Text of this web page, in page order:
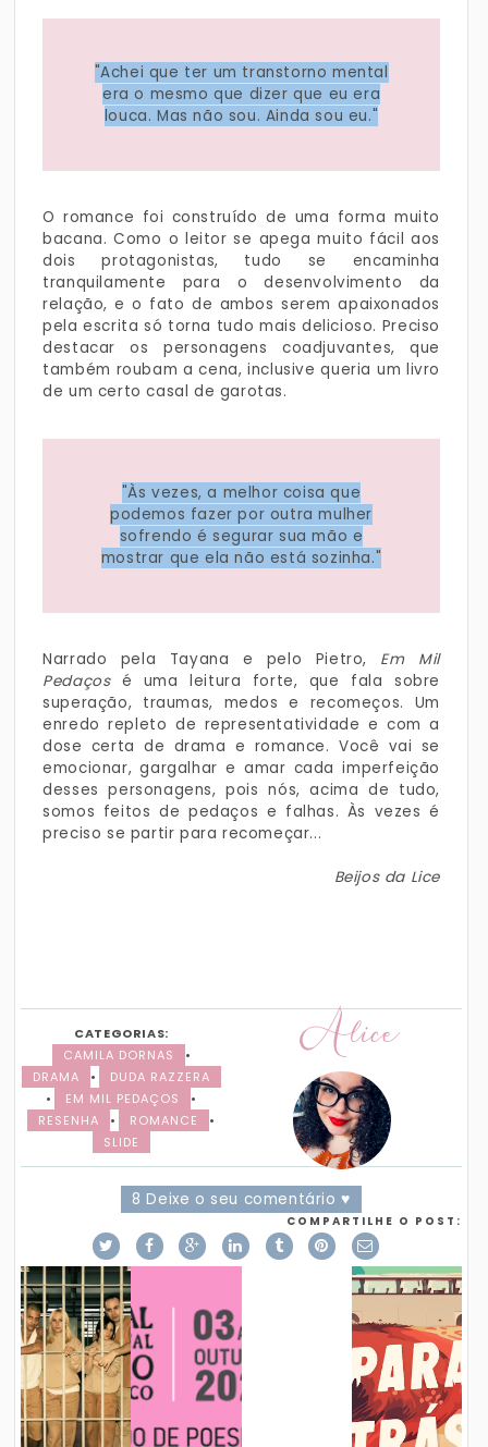
"Achei que ter um transtorno mental
era o mesmo que dizer que eu era
louca. Mas não sou. Ainda sou eu."
O romance foi construído de uma forma muito
bacana. Como o leitor se apega muito fácil aos
dois protagonistas, tudo se encaminha
tranquilamente para o desenvolvimento da
relação, e o fato de ambos serem apaixonados
pela escrita só torna tudo mais delicioso. Preciso
destacar os personagens coadjuvantes, que
também roubam a cena, inclusive queria um livro
de um certo casal de garotas.
"Às vezes, a melhor coisa que
podemos fazer por outra mulher
sofrendo é segurar sua mão e
mostrar que ela não está sozinha."
Narrado pela Tayana e pelo Pietro, Em Mil
Pedaçosé uma leitura forte, que fala sobre
superação, traumas, medos e recomeços. Um
enredo repleto de representatividade e com a
dose certa de drama e romance. Você vai se
emocionar, gargalhar e amar cada imperfeição
desses personagens, pois nós, acima de tudo,
somos feitos de pedaços e falhas. Às vezes é
preciso se partir para recomeçar...
Beijos da Lice
Alice
CATEGORIAS:
CAMILA DORNAS
•
DRAMA
•
DUDA RAZZERA
•
EM MIL PEDAÇOS
•
RESENHA
• ROMANCE
•
SLIDE
8 Deixe o seu comentário ♥
COMPARTILHE O POST: